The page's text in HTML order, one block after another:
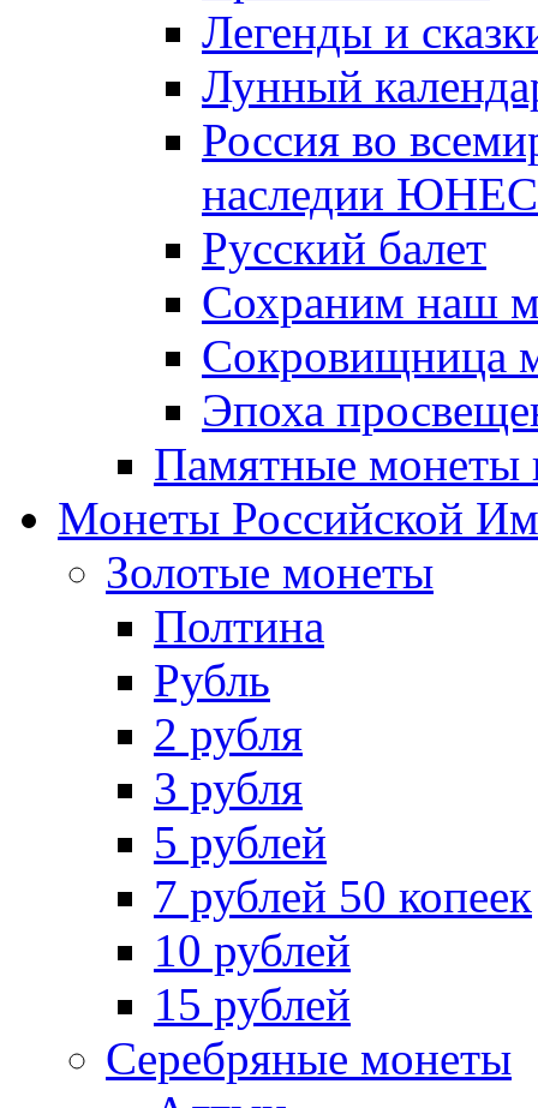
Легенды и
Лунный
Россия во
наследии
Русский балет
Сохраним наш
Сокровищница
Эпоха
Памятные монеты
Монеты Российской
Золотые монеты
Полтина
Рубль
2 рубля
3 рубля
5 рублей
7 рублей 50 копеек
10 рублей
15 рублей
Серебряные монеты